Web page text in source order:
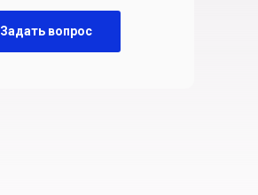
Задать вопрос